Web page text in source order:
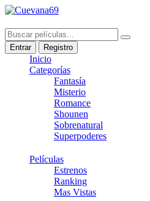
Entrar Registro
Inicio
Categorías
Fantasía
Misterio
Romance
Shounen
Sobrenatural
Superpoderes
Películas
Estrenos
Ranking
Mas Vistas